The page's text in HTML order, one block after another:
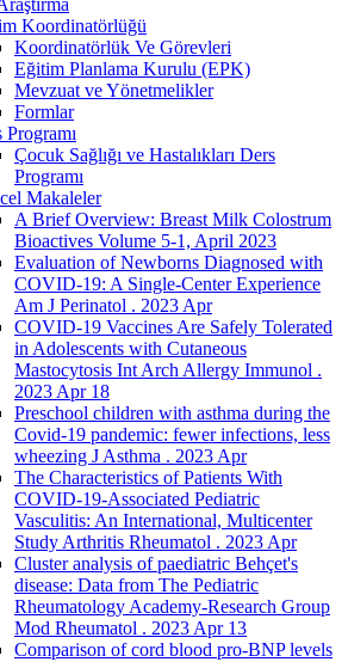
Koordinatörlüğü
Koordinatörlük Ve Görevleri
Eğitim Planlama Kurulu (EPK)
Mevzuat ve Yönetmelikler
Formlar
Programı
Çocuk Sağlığı ve Hastalıkları Ders
Programı
Makaleler
A Brief Overview: Breast Milk Colostrum
Bioactives Volume 5-1, April 2023
Evaluation of Newborns Diagnosed with
COVID-19: A Single-Center Experience
Am J Perinatol . 2023 Apr
COVID-19 Vaccines Are Safely Tolerated
in Adolescents with Cutaneous
Mastocytosis Int Arch Allergy Immunol .
2023 Apr 18
Preschool children with asthma during the
Covid-19 pandemic: fewer infections, less
wheezing J Asthma . 2023 Apr
The Characteristics of Patients With
COVID-19-Associated Pediatric
Vasculitis: An International, Multicenter
Study Arthritis Rheumatol . 2023 Apr
Cluster analysis of paediatric Behçet's
disease: Data from The Pediatric
Rheumatology Academy-Research Group
Mod Rheumatol . 2023 Apr 13
Comparison of cord blood pro-BNP levels